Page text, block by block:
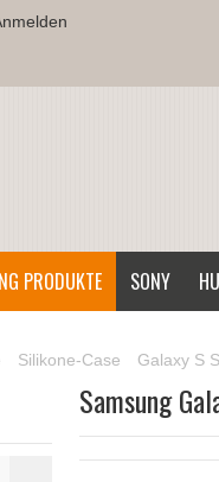
PRODUKTE SONY
Silikone-Case Galaxy S
Samsung